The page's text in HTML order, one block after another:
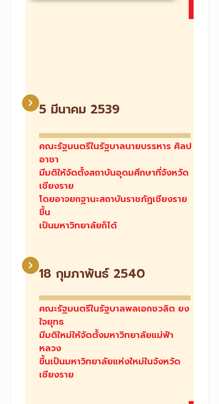
5 มีนาคม 2539
คณะรัฐมนตรีในรัฐบาลนายบรรหาร ศิลป
อาชา
มีมติให้จัดตั้งสถาบันอุดมศึกษาที่จังหวัด
เชียงราย
โดยอาจยกฐานะสถาบันราชภัฏเชียงราย
ขึ้น
เป็นมหาวิทยาลัยก็ได้
18 กุมภาพันธ์ 2540
คณะรัฐมนตรีในรัฐบาลพลเอกชวลิต ยง
ใจยุทธ
มีมติใหม่ให้จัดตั้งมหาวิทยาลัยแม่ฟ้า
หลวง
ขึ้นเป็นมหาวิทยาลัยแห่งใหม่ในจังหวัด
เชียงราย